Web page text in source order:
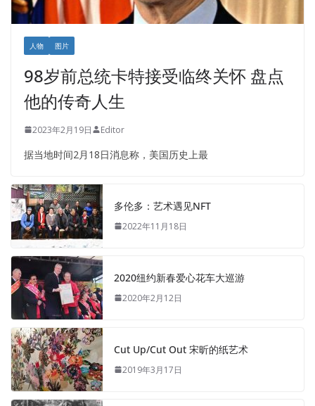
人物 图片
98岁前总统卡特接受临终关怀 盘点
他的传奇人生
2023年2月19日 Editor
据当地时间2月18日消息称，美国历史上最
多伦多：艺术遇见NFT
2022年11月18日
2020纽约新春爱心花车大巡游
2020年2月12日
Cut Up/Cut Out 宋昕的纸艺术
2019年3月17日